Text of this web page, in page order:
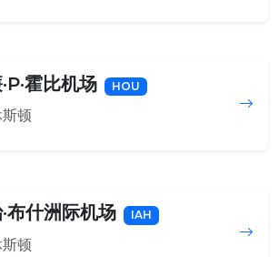
霍比机场 HOU
顿
布什洲际机场 IAH
顿